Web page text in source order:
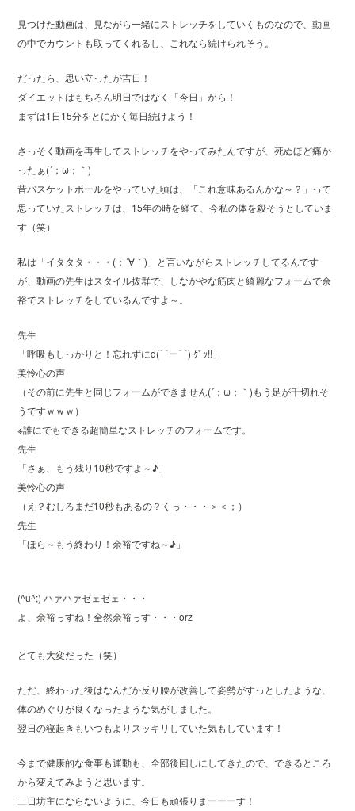
見つけた動画は、見ながら一緒にストレッチをしていくものなので、動画
の中でカウントも取ってくれるし、これなら続けられそう。
だったら、思い立ったが吉日！
ダイエットはもちろん明日ではなく「今日」から！
まずは1日15分をとにかく毎日続けよう！
さっそく動画を再生してストレッチをやってみたんですが、死ぬほど痛か
ったぁ(´；ω；｀)
昔バスケットボールをやっていた頃は、「これ意味あるんかな～？」って
思っていたストレッチは、15年の時を経て、今私の体を殺そうとしていま
す（笑）
私は「イタタタ・・・(；´∀｀)」と言いながらストレッチしてるんです
が、動画の先生はスタイル抜群で、しなかやな筋肉と綺麗なフォームで余
裕でストレッチをしているんですよ～。
先生
「呼吸もしっかりと！忘れずにd(⌒ー⌒) ｸﾞｯ!!」
美怜心の声
（その前に先生と同じフォームができません(´；ω；｀)もう足が千切れそ
うですｗｗｗ）
※誰にでもできる超簡単なストレッチのフォームです。
先生
「さぁ、もう残り10秒ですよ～♪」
美怜心の声
（え？むしろまだ10秒もあるの？くっ・・・＞＜；）
先生
「ほら～もう終わり！余裕ですね～♪」
(^u^;) ハァハァゼェゼェ・・・
よ、余裕っすね！全然余裕っす・・・orz
とても大変だった（笑）
ただ、終わった後はなんだか反り腰が改善して姿勢がすっとしたような、
体のめぐりが良くなったような気がしました。
翌日の寝起きもいつもよりスッキリしていた気もしています！
今まで健康的な食事も運動も、全部後回しにしてきたので、できるところ
から変えてみようと思います。
三日坊主にならないように、今日も頑張りまーーーす！